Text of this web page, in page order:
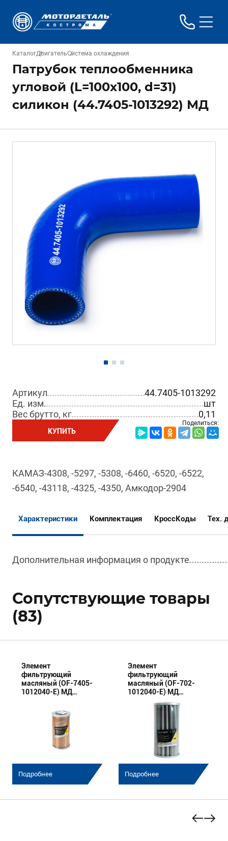
КаталогДвигательСистема охлаждения
Патрубок теплообменника
угловой (L=100х100, d=31)
силикон (44.7405-1013292) МД
Артикул
44.7405-1013292
Ед. изм.
шт
Вес брутто, кг
0,11
КУПИТЬ
Поделиться:
КАМАЗ-4308, -5297, -5308, -6460, -6520, -6522,
-6540, -43118, -4325, -4350, Амкодор-2904
Характеристики Комплектация КроссКоды Тех.
Дополнительная информация о продукте
Сопутствующие товары
(83)
Элемент
фильтрующий
масляный (OF-7405-
1012040-E) МД
Подробнее
Элемент
фильтрующий
масляный (OF-702-
1012040-E) МД
(Эксперт)
Подробнее